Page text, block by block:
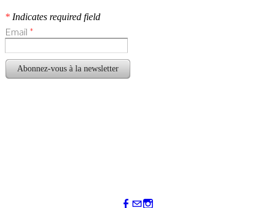
* Indicates required field
Email *
Abonnez-vous à la newsletter